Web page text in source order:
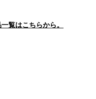
覧はこちらから。